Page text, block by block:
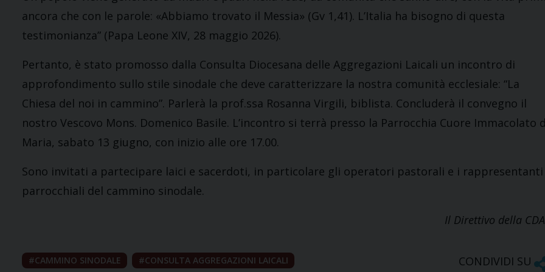
ancora che con le parole: «Abbiamo trovato il Messia» (Gv 1,41). L’Italia ha bisogno di questa
testimonianza” (Papa Leone XIV, 28 maggio 2026).
Pertanto, è stato promosso dalla Consulta Diocesana delle Aggregazioni Laicali un incontro di
approfondimento sullo stile sinodale che deve caratterizzare la nostra comunità ecclesiale: “La
Chiesa del noi in cammino”. Parlerà la prof.ssa Rosanna Virgili, biblista. Concluderà il convegno il
nostro Vescovo Mons. Domenico Basile. L’incontro si terrà presso la Parrocchia Cuore Immacolato
Maria, sabato 13 giugno, con inizio alle ore 17.00.
Sono invitati a partecipare laici e sacerdoti, in particolare gli operatori pastorali e i rappresentanti
parrocchiali del cammino sinodale.
Il Direttivo della
CAMMINO SINODALE CONSULTA AGGREGAZIONI LAICALI CONDIVIDI SU